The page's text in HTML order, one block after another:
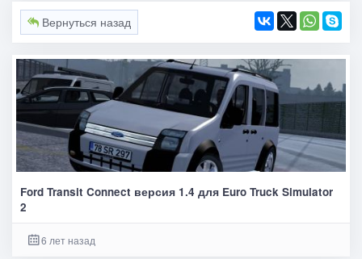
Вернуться назад
Ford Transit Connect версия 1.4 для Euro Truck Simulator
2
6 лет назад